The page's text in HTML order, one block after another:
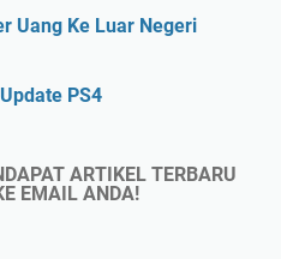
Uang Ke Luar Negeri
PS4
ARTIKEL TERBARU
EMAIL ANDA!